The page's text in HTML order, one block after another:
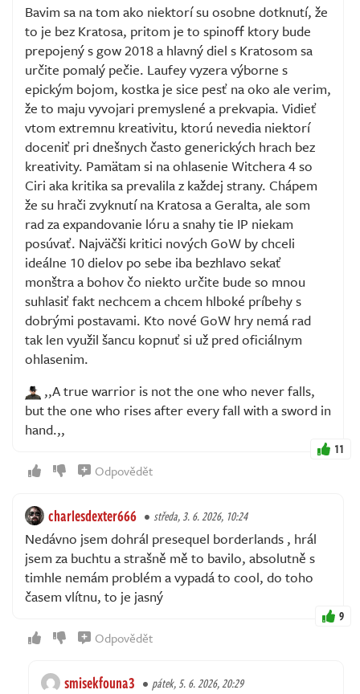
Bavim sa na tom ako niektorí su osobne dotknutí, že
to je bez Kratosa, pritom je to spinoff ktory bude
prepojený s gow 2018 a hlavný diel s Kratosom sa
určite pomalý pečie. Laufey vyzera výborne s
epickým bojom, kostka je sice pesť na oko ale verim,
že to maju vyvojari premyslené a prekvapia. Vidieť
vtom extremnu kreativitu, ktorú nevedia niektorí
doceniť pri dnešnych často generických hrach bez
kreativity. Pamätam si na ohlasenie Witchera 4 so
Ciri aka kritika sa prevalila z každej strany. Chápem
že su hrači zvyknutí na Kratosa a Geralta, ale som
rad za expandovanie lóru a snahy tie IP niekam
posúvať. Najväčši kritici nových GoW by chceli
ideálne 10 dielov po sebe iba bezhlavo sekať
monštra a bohov čo niekto určite bude so mnou
suhlasiť fakt nechcem a chcem hlboké príbehy s
dobrými postavami. Kto nové GoW hry nemá rad
tak len využil šancu kopnuť si už pred oficiálnym
ohlasenim.
,,A true warrior is not the one who never falls,
but the one who rises after every fall with a sword in
hand.,,
11
Odpovědět
charlesdexter666 středa, 3. 6. 2026, 10:24
Nedávno jsem dohrál presequel borderlands , hrál
jsem za buchtu a strašně mě to bavilo, absolutně s
timhle nemám problém a vypadá to cool, do toho
časem vlítnu, to je jasný
9
Odpovědět
smisekfouna3 pátek, 5. 6. 2026, 20:29